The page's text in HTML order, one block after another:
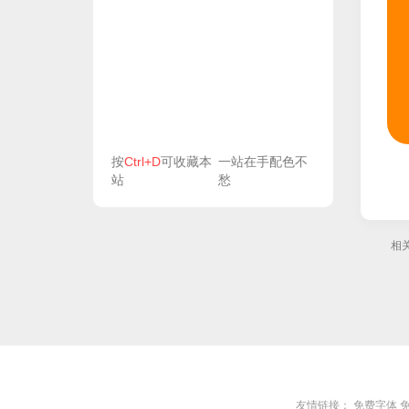
按Ctrl+D可收藏本
站
一站在手配色不
愁
相
友情链接： 免费字体